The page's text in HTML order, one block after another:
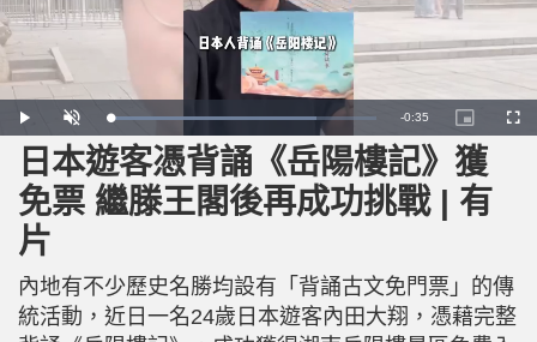
P
l
a
y
U
n
u
t
e
L
o
a
d
d
:
7
7
R
e
m
n
-0:35
P
i
c
t
u
e
-
u
r
e
F
u
日本遊客憑背誦《岳陽樓記》獲
免票 繼滕王閣後再成功挑戰 | 有
片
內地有不少歷史名勝均設有「背誦古文免門票」的傳
統活動，近日一名24歲日本遊客內田大翔，憑藉完整